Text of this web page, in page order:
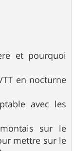
et pourquoi
en nocturne
avec les
sur le
mettre sur le